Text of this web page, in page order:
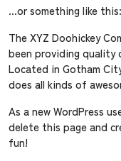
…or something like this:
The XYZ Doohickey
been providing quality
Located in Gotham
does all kinds of
As a new WordPress
delete this page and
fun!